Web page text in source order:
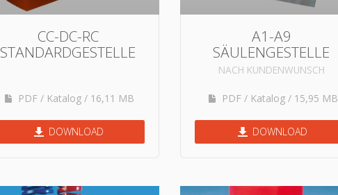
CC-DC-RC
STANDARDGESTELLE
PDF / Katalog / 16,11 MB
DOWNLOAD
A1-A9
SÄULENGESTELLE
NACH KUNDENWUNSCH
PDF / Katalog / 15,95 MB
DOWNLOAD